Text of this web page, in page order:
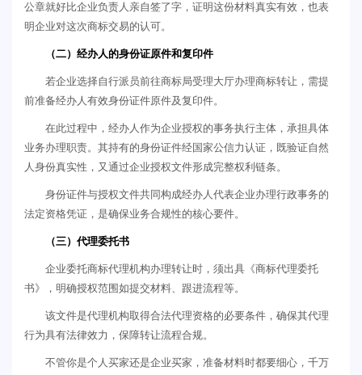
公章就好比企业负责人亲自签了字，证明这份材料真实有效，也表
明企业对这次商标交易的认可。
（二）经办人的身份证原件和复印件
若企业选择自行派员前往商标局受理大厅办理商标转让，需提
前准备经办人有效身份证件原件及复印件。
在此过程中，经办人作为企业授权的事务执行主体，承担具体
业务办理职责。其持有的身份证件经国家公信力认证，既验证自然
人身份真实性，又通过企业授权文件形成完整权利链条。
身份证件与授权文件共同构成经办人代表企业办理行政事务的
法定资格凭证，是确保业务合规性的核心要件。
（三）代理委托书
企业委托商标代理机构办理转让时，须出具《商标代理委托
书》，明确授权范围如提交材料、跟进流程等。
该文件是代理机构取得合法代理资格的必要条件，确保其代理
行为具有法律效力，保障转让流程合规。
不管你是个人买家还是企业买家，准备材料时都要细心，千万